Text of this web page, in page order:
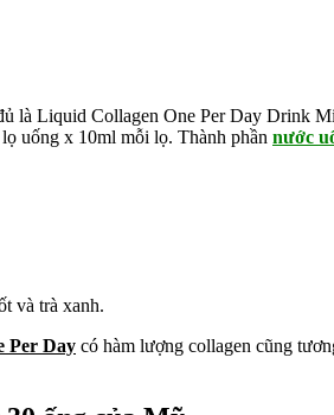
là Liquid Collagen One Per Day Drink
uống x 10ml mỗi lọ. Thành phần nước
và trà xanh.
Per Day có hàm lượng collagen cũng